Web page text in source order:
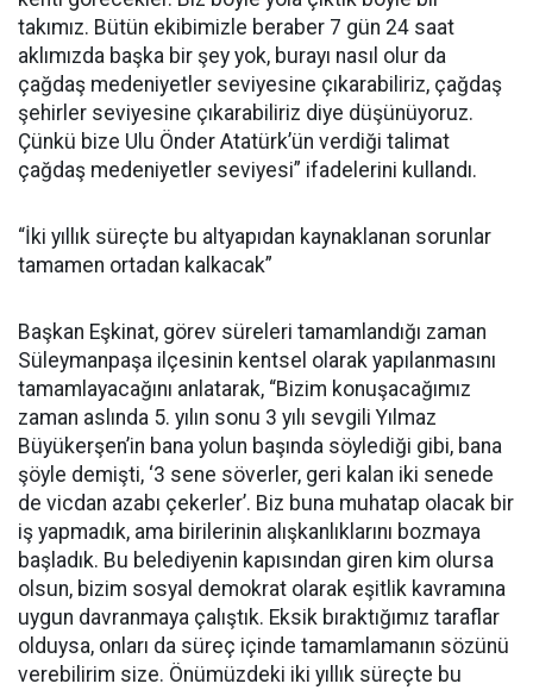
takımız. Bütün ekibimizle beraber 7 gün 24 saat
aklımızda başka bir şey yok, burayı nasıl olur da
çağdaş medeniyetler seviyesine çıkarabiliriz, çağdaş
şehirler seviyesine çıkarabiliriz diye düşünüyoruz.
Çünkü bize Ulu Önder Atatürk’ün verdiği talimat
çağdaş medeniyetler seviyesi” ifadelerini kullandı.
“İki yıllık süreçte bu altyapıdan kaynaklanan sorunlar
tamamen ortadan kalkacak”
Başkan Eşkinat, görev süreleri tamamlandığı zaman
Süleymanpaşa ilçesinin kentsel olarak yapılanmasını
tamamlayacağını anlatarak, “Bizim konuşacağımız
zaman aslında 5. yılın sonu 3 yılı sevgili Yılmaz
Büyükerşen’in bana yolun başında söylediği gibi, bana
şöyle demişti, ‘3 sene söverler, geri kalan iki senede
de vicdan azabı çekerler’. Biz buna muhatap olacak bir
iş yapmadık, ama birilerinin alışkanlıklarını bozmaya
başladık. Bu belediyenin kapısından giren kim olursa
olsun, bizim sosyal demokrat olarak eşitlik kavramına
uygun davranmaya çalıştık. Eksik bıraktığımız taraflar
olduysa, onları da süreç içinde tamamlamanın sözünü
verebilirim size. Önümüzdeki iki yıllık süreçte bu